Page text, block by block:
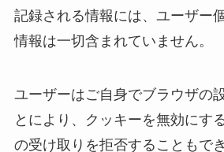
記録される情報には、ユーザー
情報は一切含まれていません。
ユーザーはご自身でブラウザの
とにより、クッキーを無効にす
の受け取りを拒否することもで